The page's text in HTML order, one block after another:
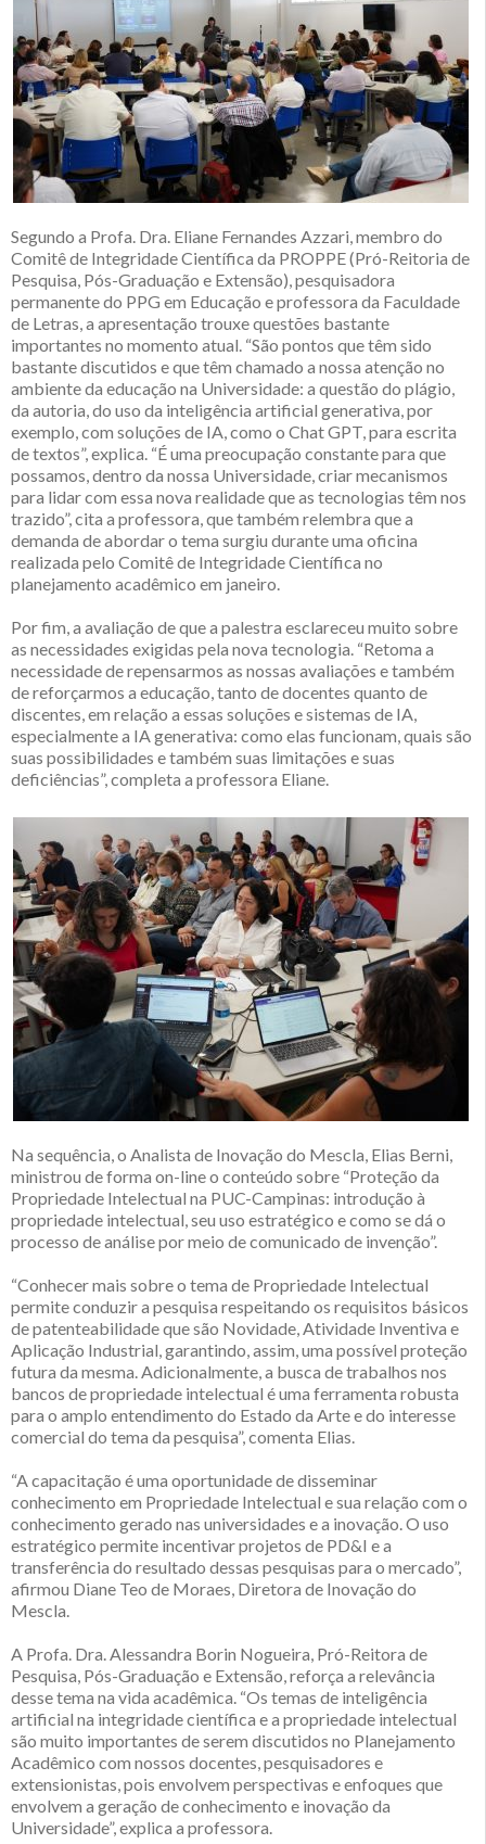
Segundo a Profa. Dra. Eliane Fernandes Azzari, membro do
Comitê de Integridade Científica da PROPPE (Pró-Reitoria de
Pesquisa, Pós-Graduação e Extensão), pesquisadora
permanente do PPG em Educação e professora da Faculdade
de Letras, a apresentação trouxe questões bastante
importantes no momento atual. “São pontos que têm sido
bastante discutidos e que têm chamado a nossa atenção no
ambiente da educação na Universidade: a questão do plágio,
da autoria, do uso da inteligência artificial generativa, por
exemplo, com soluções de IA, como o Chat GPT, para escrita
de textos”, explica. “É uma preocupação constante para que
possamos, dentro da nossa Universidade, criar mecanismos
para lidar com essa nova realidade que as tecnologias têm nos
trazido”, cita a professora, que também relembra que a
demanda de abordar o tema surgiu durante uma oficina
realizada pelo Comitê de Integridade Científica no
planejamento acadêmico em janeiro.
Por fim, a avaliação de que a palestra esclareceu muito sobre
as necessidades exigidas pela nova tecnologia. “Retoma a
necessidade de repensarmos as nossas avaliações e também
de reforçarmos a educação, tanto de docentes quanto de
discentes, em relação a essas soluções e sistemas de IA,
especialmente a IA generativa: como elas funcionam, quais são
suas possibilidades e também suas limitações e suas
deficiências”, completa a professora Eliane.
Na sequência, o Analista de Inovação do Mescla, Elias Berni,
ministrou de forma on-line o conteúdo sobre “Proteção da
Propriedade Intelectual na PUC-Campinas: introdução à
propriedade intelectual, seu uso estratégico e como se dá o
processo de análise por meio de comunicado de invenção”.
“Conhecer mais sobre o tema de Propriedade Intelectual
permite conduzir a pesquisa respeitando os requisitos básicos
de patenteabilidade que são Novidade, Atividade Inventiva e
Aplicação Industrial, garantindo, assim, uma possível proteção
futura da mesma. Adicionalmente, a busca de trabalhos nos
bancos de propriedade intelectual é uma ferramenta robusta
para o amplo entendimento do Estado da Arte e do interesse
comercial do tema da pesquisa”, comenta Elias.
“A capacitação é uma oportunidade de disseminar
conhecimento em Propriedade Intelectual e sua relação com o
conhecimento gerado nas universidades e a inovação. O uso
estratégico permite incentivar projetos de PD&I e a
transferência do resultado dessas pesquisas para o mercado”,
afirmou Diane Teo de Moraes, Diretora de Inovação do
Mescla.
A Profa. Dra. Alessandra Borin Nogueira, Pró-Reitora de
Pesquisa, Pós-Graduação e Extensão, reforça a relevância
desse tema na vida acadêmica. “Os temas de inteligência
artificial na integridade científica e a propriedade intelectual
são muito importantes de serem discutidos no Planejamento
Acadêmico com nossos docentes, pesquisadores e
extensionistas, pois envolvem perspectivas e enfoques que
envolvem a geração de conhecimento e inovação da
Universidade”, explica a professora.